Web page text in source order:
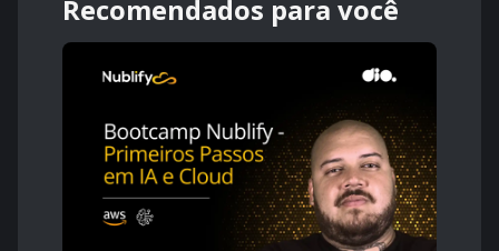
Recomendados para você